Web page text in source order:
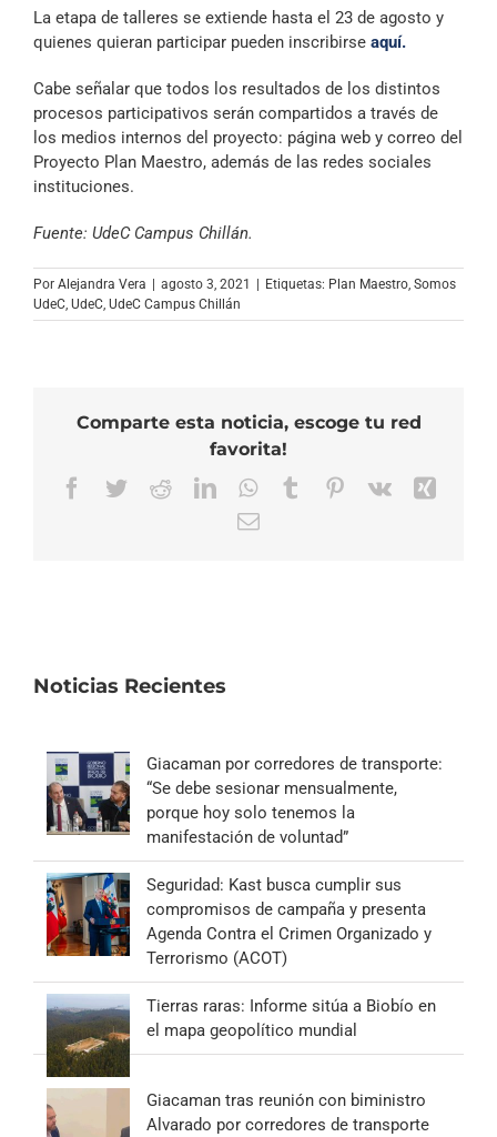
La etapa de talleres se extiende hasta el 23 de agosto y
quienes quieran participar pueden inscribirse aquí.
Cabe señalar que todos los resultados de los distintos
procesos participativos serán compartidos a través de
los medios internos del proyecto: página web y correo del
Proyecto Plan Maestro, además de las redes sociales
instituciones.
Fuente: UdeC Campus Chillán.
Por Alejandra Vera agosto 3, 2021 Etiquetas: Plan Maestro, Somos
UdeC, UdeC, UdeC Campus Chillán
Comparte esta noticia, escoge tu red
favorita!
Facebook
TwitterRedditLinkedInWhatsApp
TumblrPinterest
Vk
Correo
Noticias Recientes
Giacaman por corredores de transporte:
“Se debe sesionar mensualmente,
porque hoy solo tenemos la
manifestación de voluntad”
Seguridad: Kast busca cumplir sus
compromisos de campaña y presenta
Agenda Contra el Crimen Organizado y
Terrorismo (ACOT)
Tierras raras: Informe sitúa a Biobío en
el mapa geopolítico mundial
Giacaman tras reunión con biministro
Alvarado por corredores de transporte